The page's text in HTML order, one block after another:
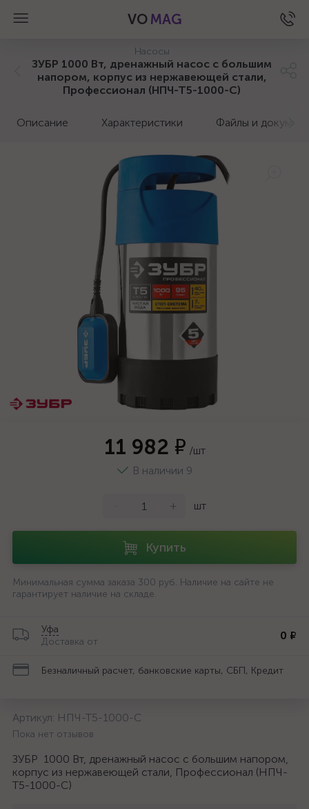
VO MAG
Насосы
ЗУБР 1000 Вт, дренажный насос с большим
напором, корпус из нержавеющей стали,
Профессионал (НПЧ-Т5-1000-С)
Описание Характеристики Файлы и
11 982 ₽ /шт
В наличии 9
+ шт
Купить
Минимальная сумма заказа 300 руб. Наличие на сайте не
гарантирует наличие на складе.
Уфа
Доставка от
0 ₽
Безналичный расчет, банковские карты, СБП, Кредит
Артикул: НПЧ-Т5-1000-С
Пока нет отзывов
ЗУБР 1000 Вт, дренажный насос с большим напором,
корпус из нержавеющей стали, Профессионал (НПЧ-
Т5-1000-С)